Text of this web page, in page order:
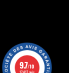
9.7/10